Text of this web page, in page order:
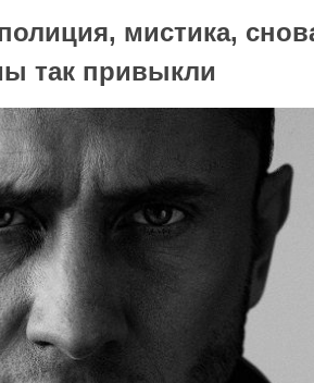
мистика,
так привыкли